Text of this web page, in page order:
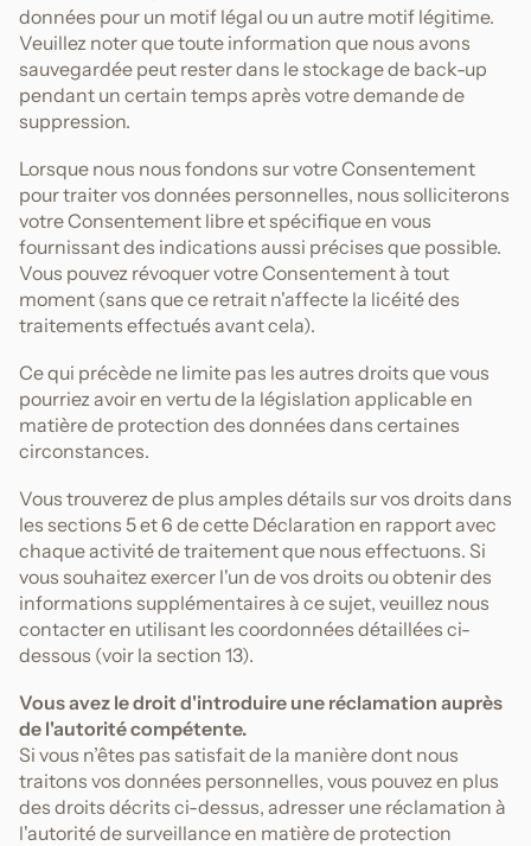
données pour un motif légal ou un autre motif légitime.
Veuillez noter que toute information que nous avons
sauvegardée peut rester dans le stockage de back-up
pendant un certain temps après votre demande de
suppression.
Lorsque nous nous fondons sur votre Consentement
pour traiter vos données personnelles, nous solliciterons
votre Consentement libre et spécifique en vous
fournissant des indications aussi précises que possible.
Vous pouvez révoquer votre Consentement à tout
moment (sans que ce retrait n'affecte la licéité des
traitements effectués avant cela).
Ce qui précède ne limite pas les autres droits que vous
pourriez avoir en vertu de la législation applicable en
matière de protection des données dans certaines
circonstances.
Vous trouverez de plus amples détails sur vos droits dans
les sections 5 et 6 de cette Déclaration en rapport avec
chaque activité de traitement que nous effectuons. Si
vous souhaitez exercer l'un de vos droits ou obtenir des
informations supplémentaires à ce sujet, veuillez nous
contacter en utilisant les coordonnées détaillées ci-
dessous (voir la section 13).
Vous avez le droit d'introduire une réclamation auprès
de l'autorité compétente.
Si vous n’êtes pas satisfait de la manière dont nous
traitons vos données personnelles, vous pouvez en plus
des droits décrits ci-dessus, adresser une réclamation à
l'autorité de surveillance en matière de protection